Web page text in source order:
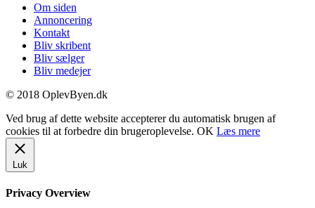
Om siden
Annoncering
Kontakt
Bliv skribent
Bliv sælger
Bliv medejer
© 2018 OplevByen.dk
Ved brug af dette website accepterer du automatisk brugen af
cookies til at forbedre din brugeroplevelse. OK Læs mere
Luk
Privacy Overview